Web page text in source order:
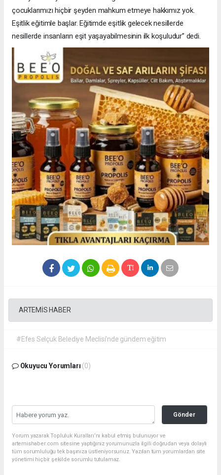
çocuklarımızı hiçbir şeyden mahkum etmeye hakkımız yok.
Eşitlik eğitimle başlar. Eğitimde eşitlik gelecek nesillerde
nesillerde insanların eşit yaşayabilmesinin ilk koşuludur” dedi.
ARTEMİS HABER
#Efes Selçuk Belediye Meclisi’nde gündem eğitim
Okuyucu Yorumları (0)
Gönder
Yorum yazarak Topluluk Kuralları’nı kabul etmiş bulunuyor ve
artemishaber.com sitesine yaptığınız yorumunuzla ilgili doğrudan veya dolaylı
tüm sorumluluğu tek başınıza üstleniyorsunuz. Yazılan tüm yorumlardan site
yönetimi hiçbir şekilde sorumlu tutulamaz.